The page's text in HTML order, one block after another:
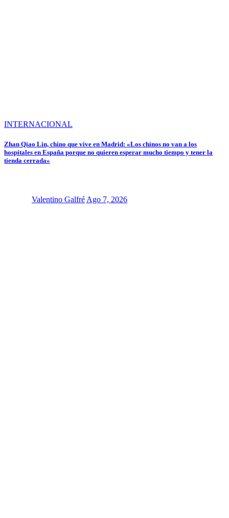
INTERNACIONAL
Zhan Qiao Lin, chino que vive en Madrid: «Los chinos no van a los
hospitales en España porque no quieren esperar mucho tiempo y tener la
tienda cerrada»
Valentino Galfré Ago 7, 2026